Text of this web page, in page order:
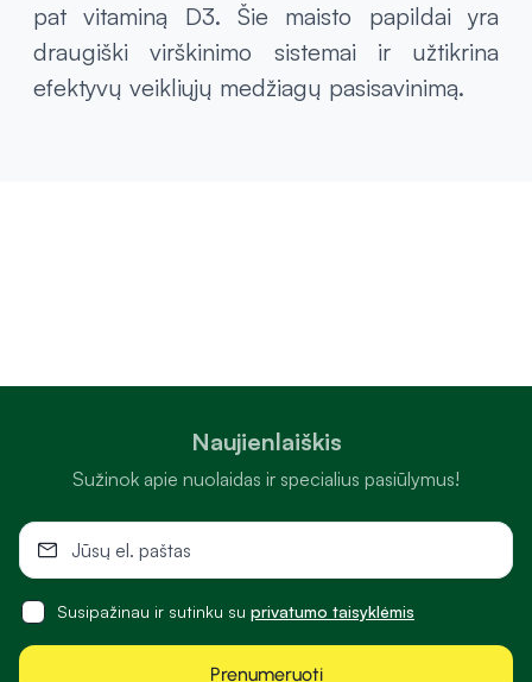
pat vitaminą D3. Šie maisto papildai yra
draugiški virškinimo sistemai ir užtikrina
efektyvų veikliųjų medžiagų pasisavinimą.
Naujienlaiškis
Sužinok apie nuolaidas ir specialius pasiūlymus!
Susipažinau ir sutinku su privatumo taisyklėmis
Prenumeruoti